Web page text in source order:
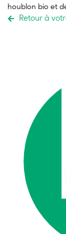
houblon bio et
Retour à